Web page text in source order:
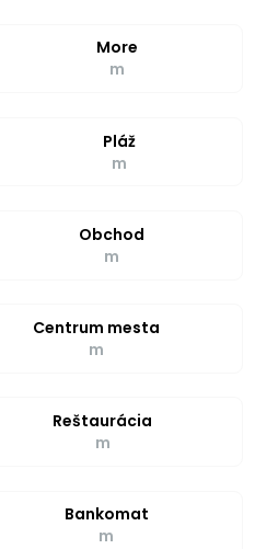
More
m
Pláž
m
Obchod
m
Centrum mesta
m
Reštaurácia
m
Bankomat
m